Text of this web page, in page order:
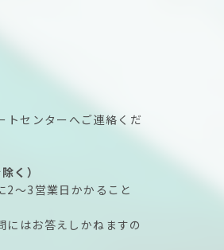
トセンターへご連絡くだ
く）
～3営業日かかること
はお答えしかねますの